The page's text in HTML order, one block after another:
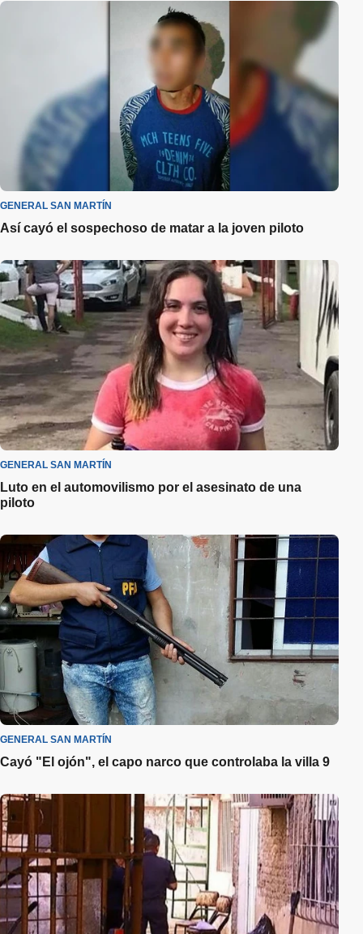
GENERAL SAN MARTÍN
Así cayó el sospechoso de matar a la joven piloto
GENERAL SAN MARTÍN
Luto en el automovilismo por el asesinato de una
piloto
GENERAL SAN MARTÍN
Cayó "El ojón", el capo narco que controlaba la villa 9